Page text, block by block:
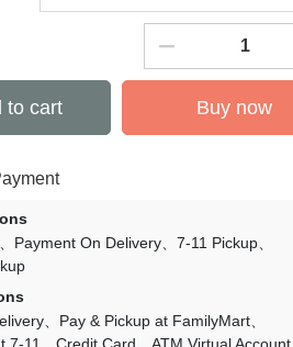
to cart Buy now
Payment On Delivery
7-11 Pickup
Pay & Pickup at FamilyMart